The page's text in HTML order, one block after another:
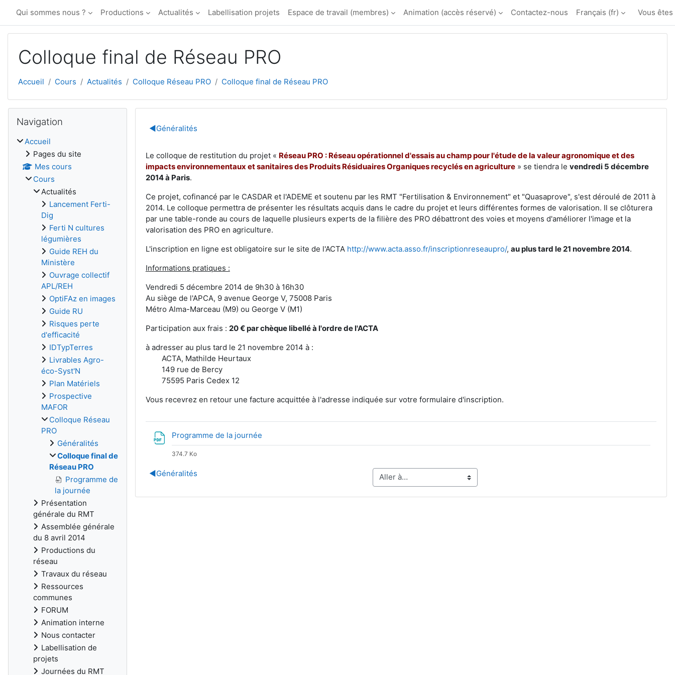
Qui sommes nous ? Productions Actualités Labellisation projets Espace de travail (membres) Animation (accès réservé) Contactez-nous Français ‎(fr)‎ Vous
Colloque final de Réseau PRO
Accueil Cours Actualités Colloque Réseau PRO Colloque final de Réseau PRO
Résumé de section
◀︎Généralités
Le colloque de restitution du projet « Réseau PRO : Réseau opérationnel d'essais au champ pour l'étude de la valeur agronomique et des
impacts environnementaux et sanitaires des Produits Résiduaires Organiques recyclés en agriculture» se tiendra le vendredi 5 décembre
2014 à Paris.
Ce projet, cofinancé par le CASDAR et l'ADEME et soutenu par les RMT "Fertilisation & Environnement" et "Quasaprove", s'est déroulé de 2011 à
2014. Le colloque permettra de présenter les résultats acquis dans le cadre du projet et leurs différentes formes de valorisation. Il se clôturera
par une table-ronde au cours de laquelle plusieurs experts de la filière des PRO débattront des voies et moyens d'améliorer l'image et la
valorisation des PRO en agriculture.
L'inscription en ligne est obligatoire sur le site de l'ACTA http://www.acta.asso.fr/inscriptionreseaupro/, au plus tard le 21 novembre 2014.
Informations pratiques :
Vendredi 5 décembre 2014 de 9h30 à 16h30
Au siège de l'APCA, 9 avenue George V, 75008 Paris
Métro Alma-Marceau (M9) ou George V (M1)
Participation aux frais : 20 € par chèque libellé à l'ordre de l'ACTA
à adresser au plus tard le 21 novembre 2014 à :
ACTA, Mathilde Heurtaux
149 rue de Bercy
75595 Paris Cedex 12
Vous recevrez en retour une facture acquittée à l'adresse indiquée sur votre formulaire d'inscription.
Programme de la journée
374.7 Ko
◀︎Généralités
Blocs
Navigation
Accueil
Pages du site
Mes cours
Cours
Actualités
Lancement Ferti-
Dig
Ferti N cultures
légumières
Guide REH du
Ministère
Ouvrage collectif
APL/REH
OptiFAz en images
Guide RU
Risques perte
d'efficacité
IDTypTerres
Livrables Agro-
éco-Syst'N
Plan Matériels
Prospective
MAFOR
Colloque Réseau
PRO
Généralités
Colloque final de
Réseau PRO
Programme de
la journée
Présentation
générale du RMT
Assemblée générale
du 8 avril 2014
Productions du
réseau
Travaux du réseau
Ressources
communes
FORUM
Animation interne
Nous contacter
Labellisation de
projets
Journées du RMT